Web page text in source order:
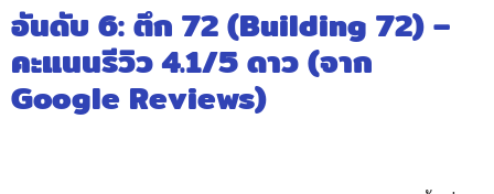
อันดับ 6: ตึก 72 (Building 72) –
คะแนนรีวิว 4.1/5 ดาว (จาก
Google Reviews)